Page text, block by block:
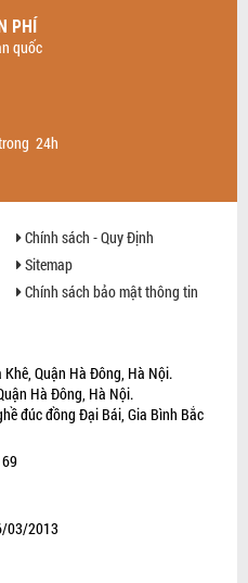
PHÍ
quốc
24h
Chính sách - Quy Định
Sitemap
Chính sách bảo mật thông tin
Khê, Quận Hà Đông, Hà Nội.
Hà Đông, Hà Nội.
đúc đồng Đại Bái, Gia Bình Bắc
03/2013